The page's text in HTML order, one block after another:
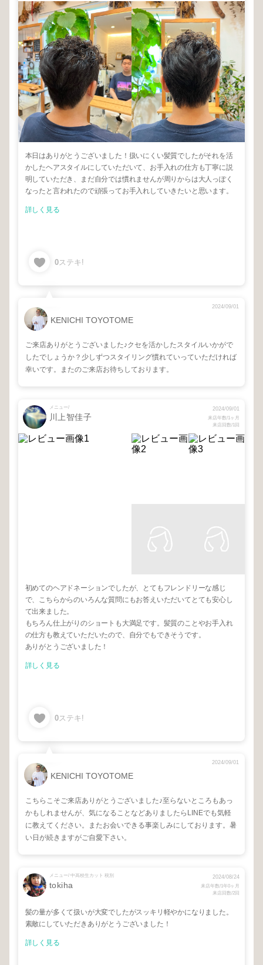
本日はありがとうございました！扱いにくい髪質でしたがそれを活
かしたヘアスタイルにしていただいて、お手入れの仕方も丁寧に説
明していただき、まだ自分では慣れませんが周りからは大人っぽく
なったと言われたので頑張ってお手入れしていきたいと思います。
詳しく見る
0ステキ!
KENICHI TOYOTOME
2024/09/01
ご来店ありがとうございました♪クセを活かしたスタイルいかがで
したでしょうか？少しずつスタイリング慣れていっていただければ
幸いです。またのご来店お待ちしております。
メニュー/
川上智佳子
2024/09/01
来店年数/1ヶ月
来店回数/1回
初めてのヘアドネーションでしたが、とてもフレンドリーな感じ
で、こちらからのいろんな質問にもお答えいただいてとても安心し
て出来ました。
もちろん仕上がりのショートも大満足です。髪質のことやお手入れ
の仕方も教えていただいたので、自分でもできそうです。
ありがとうございました！
詳しく見る
0ステキ!
KENICHI TOYOTOME
2024/09/01
こちらこそご来店ありがとうございました♪至らないところもあっ
かもしれませんが、気になることなどありましたらLINEでも気軽
に教えてください。またお会いできる事楽しみにしております。暑
い日が続きますがご自愛下さい。
メニュー/ 中高校生カット 税別
tokiha
2024/08/24
来店年数/1年0ヶ月
来店回数/2回
髪の量が多くて扱いが大変でしたがスッキリ軽やかになりました。
素敵にしていただきありがとうございました！
詳しく見る